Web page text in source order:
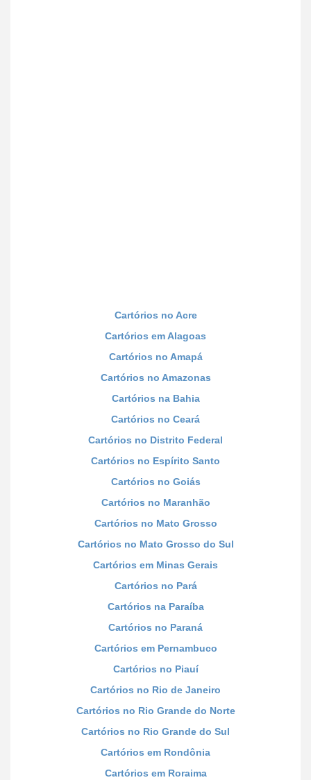
Cartórios no Acre
Cartórios em Alagoas
Cartórios no Amapá
Cartórios no Amazonas
Cartórios na Bahia
Cartórios no Ceará
Cartórios no Distrito Federal
Cartórios no Espírito Santo
Cartórios no Goiás
Cartórios no Maranhão
Cartórios no Mato Grosso
Cartórios no Mato Grosso do Sul
Cartórios em Minas Gerais
Cartórios no Pará
Cartórios na Paraíba
Cartórios no Paraná
Cartórios em Pernambuco
Cartórios no Piauí
Cartórios no Rio de Janeiro
Cartórios no Rio Grande do Norte
Cartórios no Rio Grande do Sul
Cartórios em Rondônia
Cartórios em Roraima